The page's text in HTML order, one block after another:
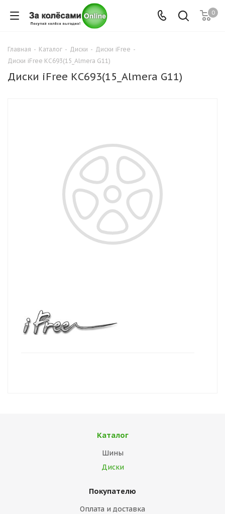
0
Главная - Каталог - Диски - Диски iFree -
Диски iFree КС693(15_Almera G11)
Диски iFree КС693(15_Almera G11)
Каталог
Шины
Диски
Покупателю
Оплата и доставка